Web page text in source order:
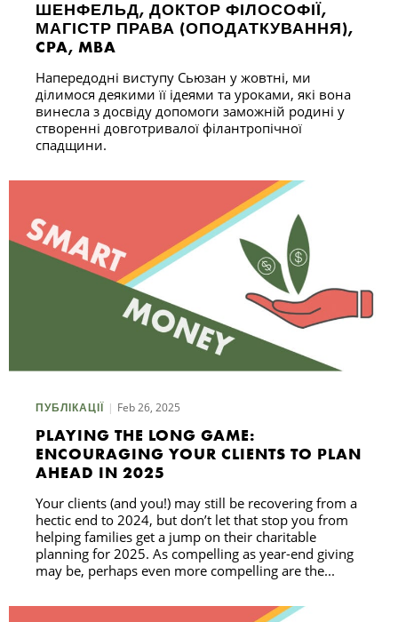
ШЕНФЕЛЬД, ДОКТОР ФІЛОСОФІЇ,
МАГІСТР ПРАВА (ОПОДАТКУВАННЯ),
CPA, MBA
Напередодні виступу Сьюзан у жовтні, ми
ділимося деякими її ідеями та уроками, які вона
винесла з досвіду допомоги заможній родині у
створенні довготривалої філантропічної
спадщини.
ПУБЛІКАЦІЇ Feb 26, 2025
PLAYING THE LONG GAME:
ENCOURAGING YOUR CLIENTS TO PLAN
AHEAD IN 2025
Your clients (and you!) may still be recovering from a
hectic end to 2024, but don’t let that stop you from
helping families get a jump on their charitable
planning for 2025. As compelling as year-end giving
may be, perhaps even more compelling are the...